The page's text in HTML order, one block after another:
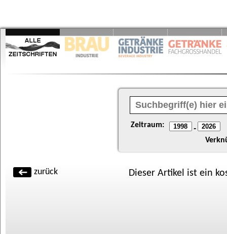
Zeitraum: -
zurück Dieser Artikel ist ein